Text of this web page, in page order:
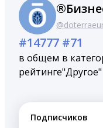
#14777
в общем
рейтинге
#71
в
"Другое"
Подписчиков